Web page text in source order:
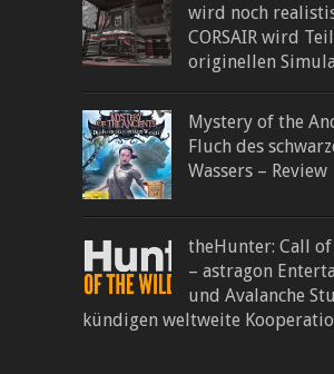
wird noch
CORSAIR wird
originellen
Mystery of the
Fluch des
Wassers – Review
theHunter: Call
– astragon
und Avalanche
kündigen weltweite